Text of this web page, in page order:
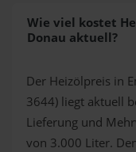
Wie viel kostet
Donau aktuell?
Der Heizölpreis in
3644) liegt aktuell
Lieferung und
von 3.000 Liter.